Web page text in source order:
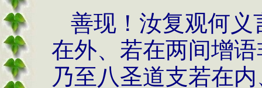
善现！汝复观何
在外、若在两间增
乃至八圣道支若在